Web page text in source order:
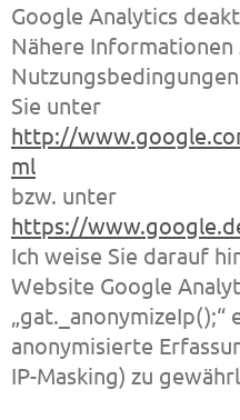
Google Analytics
Nähere Informationen
Sie unter
http://
ml
bzw. unter
https://
Ich weise Sie darauf
Website Google
anonymisierte
IP-Masking) zu